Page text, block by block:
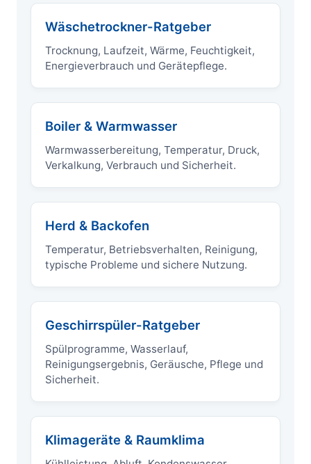
Wäschetrockner-Ratgeber
Trocknung, Laufzeit, Wärme, Feuchtigkeit,
Energieverbrauch und Gerätepflege.
Boiler & Warmwasser
Warmwasserbereitung, Temperatur, Druck,
Verkalkung, Verbrauch und Sicherheit.
Herd & Backofen
Temperatur, Betriebsverhalten, Reinigung,
typische Probleme und sichere Nutzung.
Geschirrspüler-Ratgeber
Spülprogramme, Wasserlauf,
Reinigungsergebnis, Geräusche, Pflege und
Sicherheit.
Klimageräte & Raumklima